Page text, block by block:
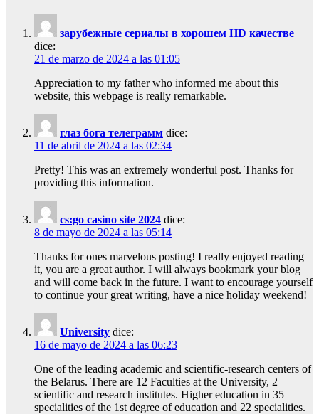
зарубежные сериалы в хорошем HD качестве
dice:
21 de marzo de 2024 a las 01:05
Appreciation to my father who informed me about this
website, this webpage is really remarkable.
глаз бога телеграмм dice:
11 de abril de 2024 a las 02:34
Pretty! This was an extremely wonderful post. Thanks for
providing this information.
cs:go casino site 2024 dice:
8 de mayo de 2024 a las 05:14
Thanks for ones marvelous posting! I really enjoyed reading
it, you are a great author. I will always bookmark your blog
and will come back in the future. I want to encourage yourself
to continue your great writing, have a nice holiday weekend!
University dice:
16 de mayo de 2024 a las 06:23
One of the leading academic and scientific-research centers of
the Belarus. There are 12 Faculties at the University, 2
scientific and research institutes. Higher education in 35
specialities of the 1st degree of education and 22 specialities.